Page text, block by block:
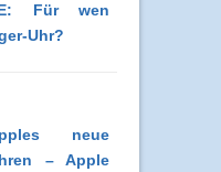
Für wen
Uhr?
neue
– Apple